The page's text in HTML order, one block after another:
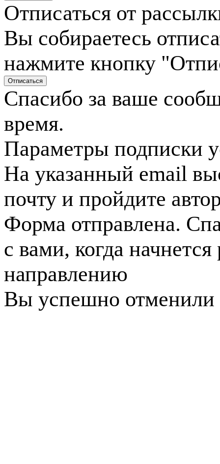
Отписаться от
Вы собираетесь
нажмите кнопку
Спасибо за ваше
время.
Параметры подписки
На указанный email
почту и пройдите
Форма отправлена.
с вами, когда
направлению
Вы успешно отменили